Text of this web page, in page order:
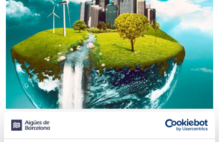
“Contar con partners referentes del sector energético, el
agua, los tratamientos de residuos o la alimentación y